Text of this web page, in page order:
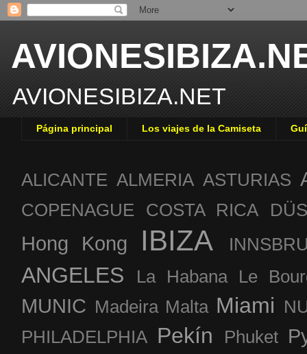
AVIONESIBIZA.NET
Página principal Los viajes de la Camiseta
ALICANTE ALMERIA ASTURIAS
COPENAGUE COSTA RICA
Hong Kong IBIZA
ANGELES La Habana Le
MUNIC Madeira Malta Miami
PHILADELPHIA Pekín Phuket